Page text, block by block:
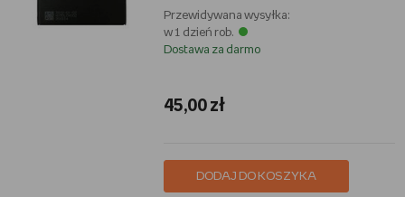
Przewidywana wysyłka:
w 1 dzień rob.
Dostawa za darmo
45,00 zł
DODAJ DO KOSZYKA